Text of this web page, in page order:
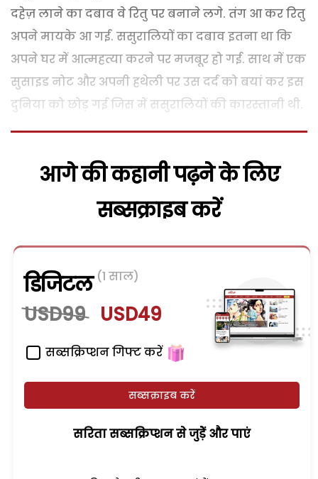
दहेज़ लाने का दबाव वे रितु पर बनाने लगे. तंग आ कर रितु
अपने मायके आ गई. ससुरालियों का दबाव इतना था कि
अपने घर में आत्महत्या करने पर मजबूर हो गई. साथ में एक
सुसाइड नोट और अपनी हथेली पर उस दर्द को बयां कर इस
दुनिया को छोड़ गई जिस में ससुरालियों की कारस्तानी थी.
आगे की कहानी पढ़ने के लिए
सब्सक्राइब करें
डिजिटल (1 साल)
USD99 USD49
सब्सक्रिप्शन गिफ्ट करें
सब्सक्राइब करें
सरिता सब्सक्रिप्शन से जुड़ेें और पाएं